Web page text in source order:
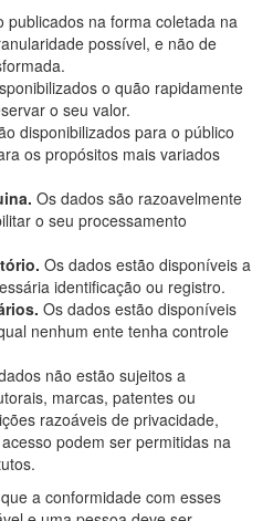
publicados na forma coletada na
possível, e não de
o quão rapidamente
o seu valor.
disponibilizados para o público
os propósitos mais variados
Os dados são razoavelmente
o seu processamento
Os dados estão disponíveis a
identificação ou registro.
Os dados estão disponíveis
nenhum ente tenha controle
não estão sujeitos a
marcas, patentes ou
razoáveis de privacidade,
podem ser permitidas na
a conformidade com esses